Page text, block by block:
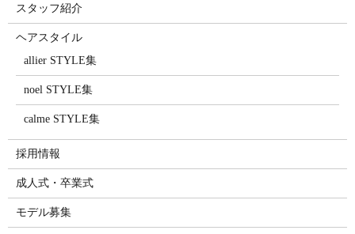
スタッフ紹介
ヘアスタイル
allier STYLE集
noel STYLE集
calme STYLE集
採用情報
成人式・卒業式
モデル募集